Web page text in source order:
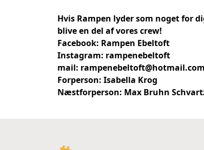
Hvis Rampen lyder som noget for
blive en del af vores crew!
Facebook: Rampen Ebeltoft
Instagram: rampenebeltoft
mail: rampenebeltoft@hotmail.com
Forperson: Isabella Krog
Næstforperson: Max Bruhn